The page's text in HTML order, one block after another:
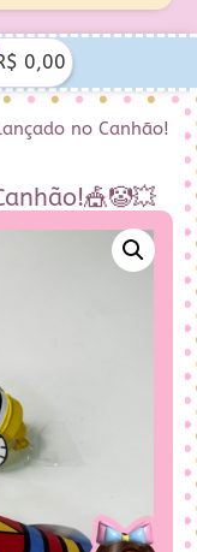
0,00
no Canhão!